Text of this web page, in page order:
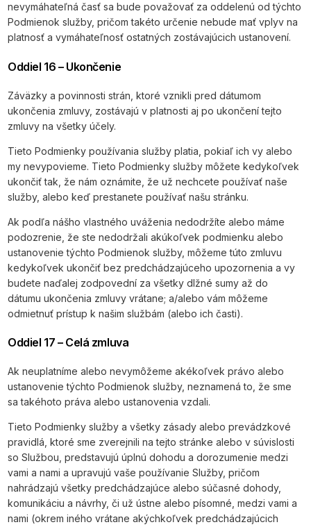
nevymáhateľná časť sa bude považovať za oddelenú od týchto
Podmienok služby, pričom takéto určenie nebude mať vplyv na
platnosť a vymáhateľnosť ostatných zostávajúcich ustanovení.
Oddiel 16 – Ukončenie
Záväzky a povinnosti strán, ktoré vznikli pred dátumom
ukončenia zmluvy, zostávajú v platnosti aj po ukončení tejto
zmluvy na všetky účely.
Tieto Podmienky používania služby platia, pokiaľ ich vy alebo
my nevypovieme. Tieto Podmienky služby môžete kedykoľvek
ukončiť tak, že nám oznámite, že už nechcete používať naše
služby, alebo keď prestanete používať našu stránku.
Ak podľa nášho vlastného uváženia nedodržíte alebo máme
podozrenie, že ste nedodržali akúkoľvek podmienku alebo
ustanovenie týchto Podmienok služby, môžeme túto zmluvu
kedykoľvek ukončiť bez predchádzajúceho upozornenia a vy
budete naďalej zodpovední za všetky dlžné sumy až do
dátumu ukončenia zmluvy vrátane; a/alebo vám môžeme
odmietnuť prístup k našim službám (alebo ich časti).
Oddiel 17 – Celá zmluva
Ak neuplatníme alebo nevymôžeme akékoľvek právo alebo
ustanovenie týchto Podmienok služby, neznamená to, že sme
sa takéhoto práva alebo ustanovenia vzdali.
Tieto Podmienky služby a všetky zásady alebo prevádzkové
pravidlá, ktoré sme zverejnili na tejto stránke alebo v súvislosti
so Službou, predstavujú úplnú dohodu a dorozumenie medzi
vami a nami a upravujú vaše používanie Služby, pričom
nahrádzajú všetky predchádzajúce alebo súčasné dohody,
komunikáciu a návrhy, či už ústne alebo písomné, medzi vami a
nami (okrem iného vrátane akýchkoľvek predchádzajúcich